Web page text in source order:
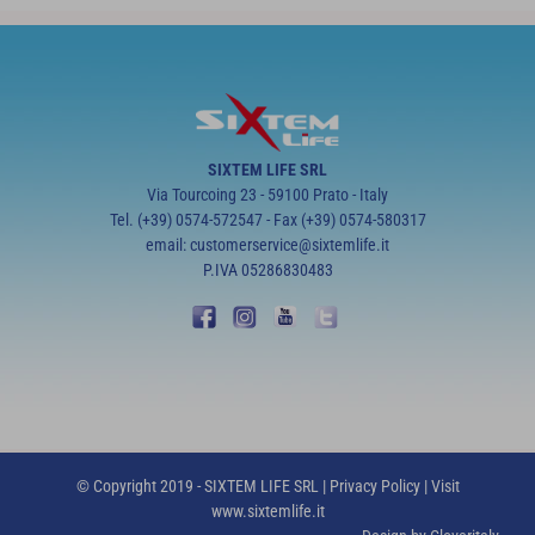
SIXTEM LIFE SRL
Via Tourcoing 23 - 59100 Prato - Italy
Tel. (+39) 0574-572547 - Fax (+39) 0574-580317
email: customerservice@sixtemlife.it
P.IVA 05286830483
© Copyright 2019 - SIXTEM LIFE SRL | Privacy Policy | Visit
www.sixtemlife.it